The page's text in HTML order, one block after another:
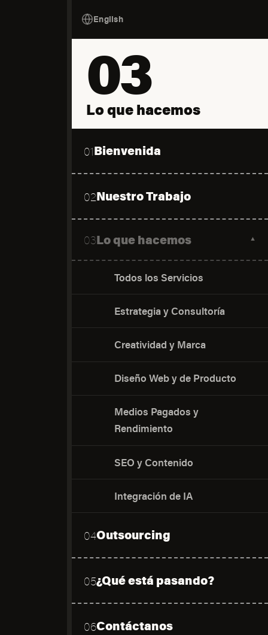
English
03
Lo que hacemos
01Bienvenida
02Nuestro Trabajo
03Lo que hacemos ▼
Todos los Servicios
Estrategia y Consultoría
Creatividad y Marca
Diseño Web y de Producto
Medios Pagados y
Rendimiento
SEO y Contenido
Integración de IA
04Outsourcing
05¿Qué está pasando?
06Contáctanos